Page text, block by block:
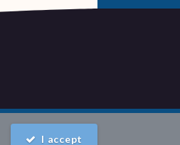
I accept